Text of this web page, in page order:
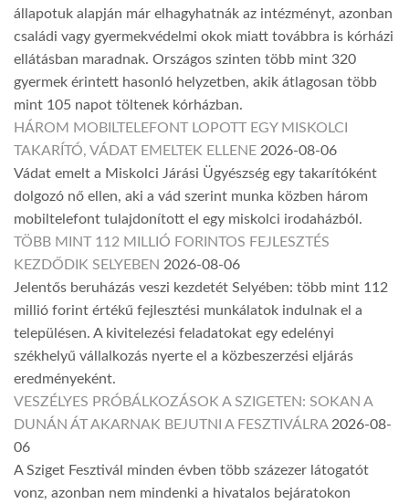
állapotuk alapján már elhagyhatnák az intézményt, azonban
családi vagy gyermekvédelmi okok miatt továbbra is kórházi
ellátásban maradnak. Országos szinten több mint 320
gyermek érintett hasonló helyzetben, akik átlagosan több
mint 105 napot töltenek kórházban.
HÁROM MOBILTELEFONT LOPOTT EGY MISKOLCI
TAKARÍTÓ, VÁDAT EMELTEK ELLENE 2026-08-06
Vádat emelt a Miskolci Járási Ügyészség egy takarítóként
dolgozó nő ellen, aki a vád szerint munka közben három
mobiltelefont tulajdonított el egy miskolci irodaházból.
TÖBB MINT 112 MILLIÓ FORINTOS FEJLESZTÉS
KEZDŐDIK SELYEBEN 2026-08-06
Jelentős beruházás veszi kezdetét Selyében: több mint 112
millió forint értékű fejlesztési munkálatok indulnak el a
településen. A kivitelezési feladatokat egy edelényi
székhelyű vállalkozás nyerte el a közbeszerzési eljárás
eredményeként.
VESZÉLYES PRÓBÁLKOZÁSOK A SZIGETEN: SOKAN A
DUNÁN ÁT AKARNAK BEJUTNI A FESZTIVÁLRA 2026-08-
06
A Sziget Fesztivál minden évben több százezer látogatót
vonz, azonban nem mindenki a hivatalos bejáratokon